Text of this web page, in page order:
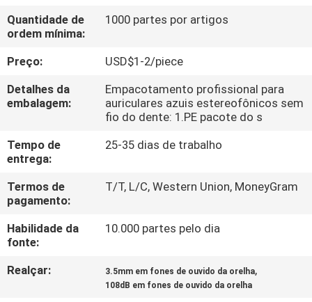
CONTROLE
DA
QUALIDADE
CONTACTE-
UMAS
CITAÇÕES
MAPA
Quantidade de
ordem mínima:
1000 partes por artigos
Preço:
USD$1-2/piece
Detalhes da
embalagem:
Empacotamento profissional para
auriculares azuis estereofônicos sem
fio do dente: 1.PE pacote do s
Tempo de
entrega:
25-35 dias de trabalho
Termos de
pagamento:
T/T, L/C, Western Union, MoneyGram
Habilidade da
fonte:
10.000 partes pelo dia
Realçar: 3.5mm em fones de ouvido da orelha,
108dB em fones de ouvido da orelha